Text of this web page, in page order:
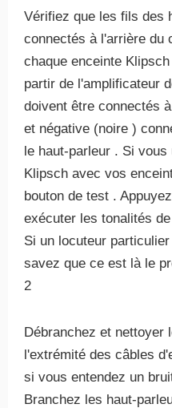
Vérifiez que les fils des
connectés à l'arrière du
chaque enceinte
partir de l'amplificateur
doivent être connectés
et négative (noire )
le haut-parleur . Si
Klipsch avec vos
bouton de test .
exécuter les tonalités
Si un locuteur
savez que ce est là le
2
Débranchez et nettoyer
l'extrémité des câbles
si vous entendez un
Branchez les haut-